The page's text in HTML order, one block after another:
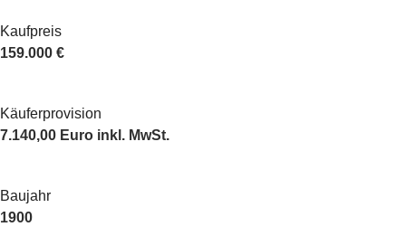
Kaufpreis
159.000 €
Käuferprovision
7.140,00 Euro inkl. MwSt.
Baujahr
1900